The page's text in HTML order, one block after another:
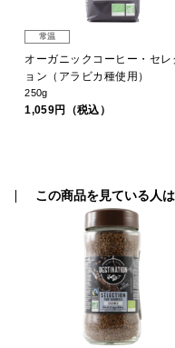
常温
オーガニックコーヒー・セレ
ョン（アラビカ種使用）
250g
1,059円（税込）
この商品を見ている人